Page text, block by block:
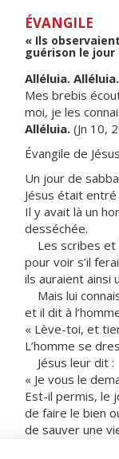
ÉVANGILE
« Ils
guérison le jour
Alléluia. Alléluia.
Mes brebis
moi, je les
Alléluia. (Jn 10,
Évangile de
Un jour de
Jésus était
Il y avait là un
desséchée.
Les scribes et
pour voir s’il
ils auraient ainsi
Mais lui
et il dit à
« Lève-toi, et
L’homme se
Jésus leur dit :
« Je vous le
Est-il permis, le
de faire le bien
de sauver une